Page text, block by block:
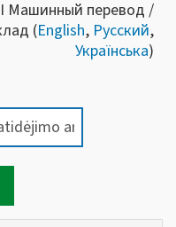
Машинный перевод /
(English, Русский,
Українська)